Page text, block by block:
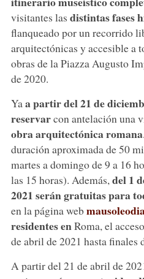
visitantes las distintas fases
flanqueado por un recorrido
arquitectónicas y accesible a
obras de la Piazza Augusto
de 2020.
Ya a partir del 21 de
reservarcon antelación una
obra arquitectónica romana
duración aproximada de 50
martes a domingo de 9 a 16
las 15 horas). Además, del 1
2021 serán gratuitas para
en la página web
residentes enRoma, el
de abril de 2021 hasta finales
A partir del 21 de abril de